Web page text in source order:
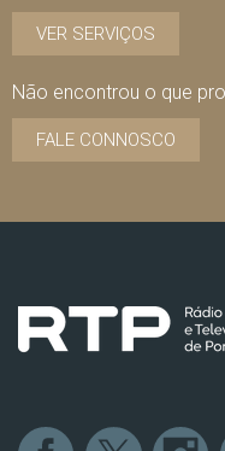
VER SERVIÇOS
Não encontrou o que
FALE CONNOSCO